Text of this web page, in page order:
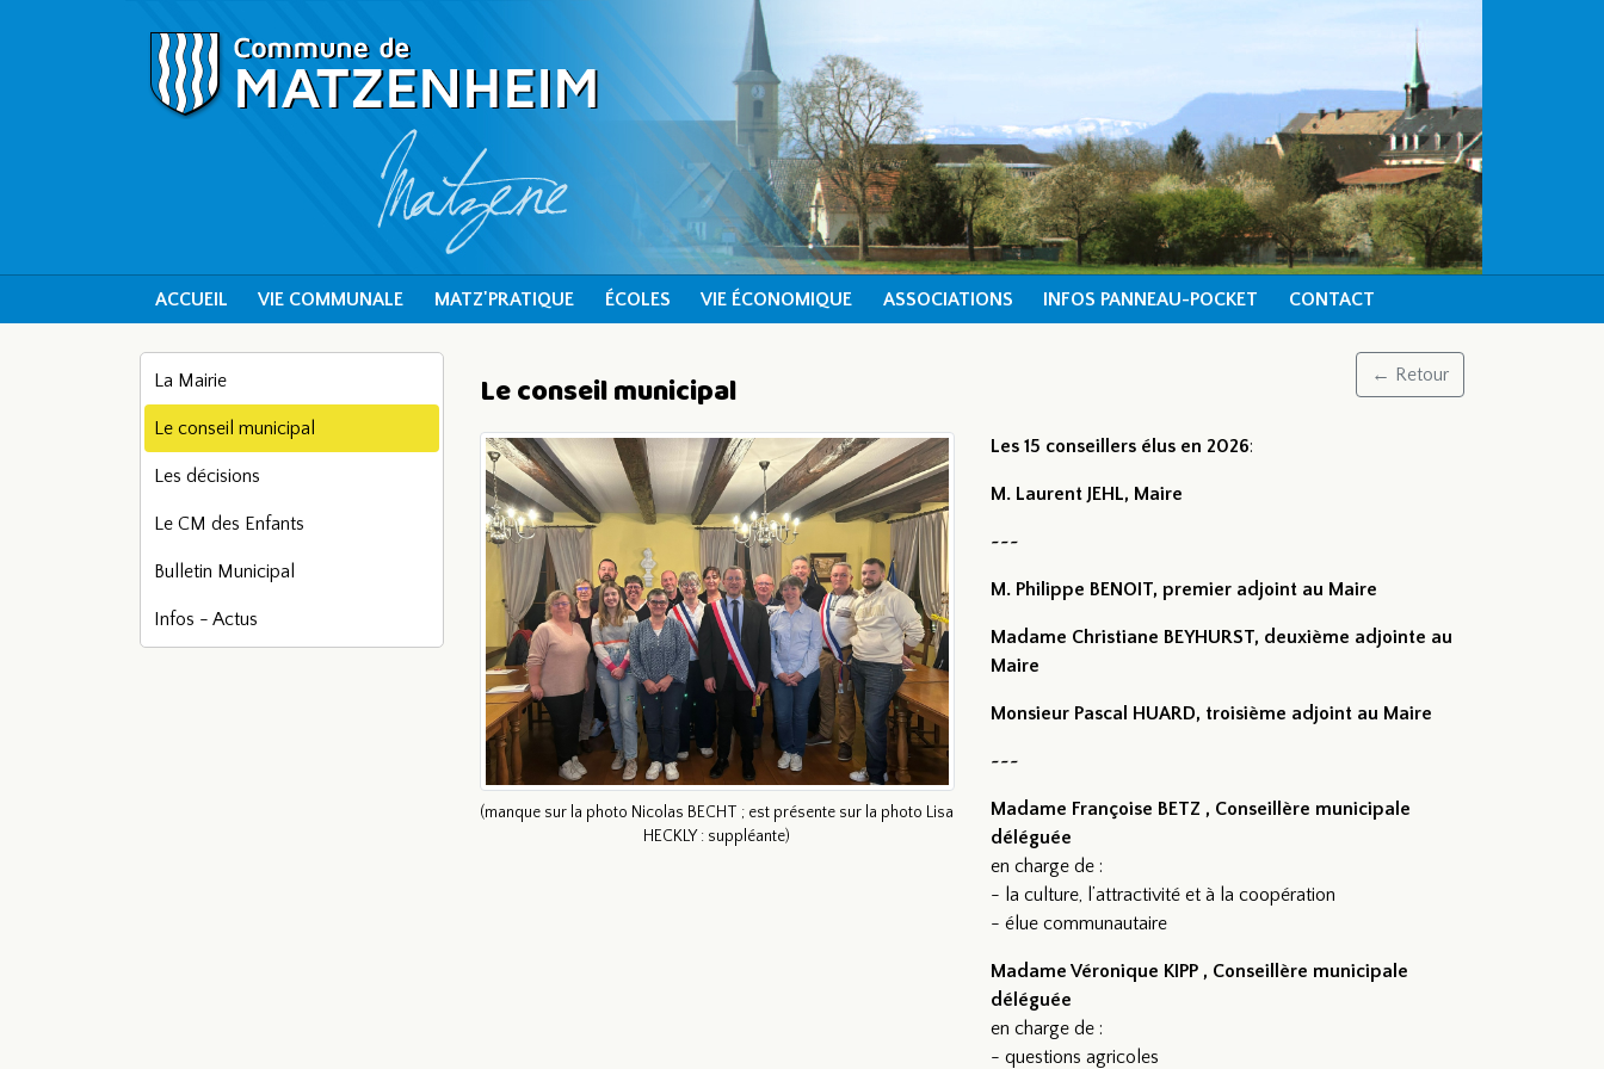
ACCUEIL VIE COMMUNALE MATZ'PRATIQUE ÉCOLES VIE ÉCONOMIQUE ASSOCIATIONS INFOS PANNEAU-POCKET CONTACT
La Mairie
Le conseil municipal
Les décisions
Le CM des Enfants
Bulletin Municipal
Infos - Actus
← Retour
Le conseil municipal
(manque sur la photo Nicolas BECHT ; est présente sur la photo Lisa
HECKLY : suppléante)
Les 15 conseillers élus en 2026:
M. Laurent JEHL, Maire
~~~
M. Philippe BENOIT, premier adjoint au Maire
Madame Christiane BEYHURST, deuxième adjointe au
Maire
Monsieur Pascal HUARD, troisième adjoint au Maire
~~~
Madame Françoise BETZ , Conseillère municipale
déléguée
en charge de :
- la culture, l’attractivité et à la coopération
- élue communautaire
Madame Véronique KIPP , Conseillère municipale
déléguée
en charge de :
- questions agricoles